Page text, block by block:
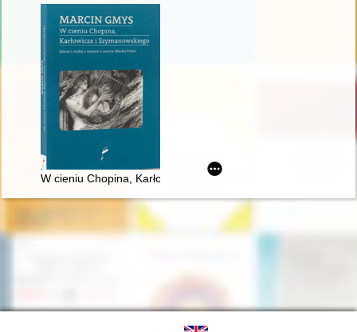
W cieniu Chopina, Karłowicza i Szymanowskiego : szkice i